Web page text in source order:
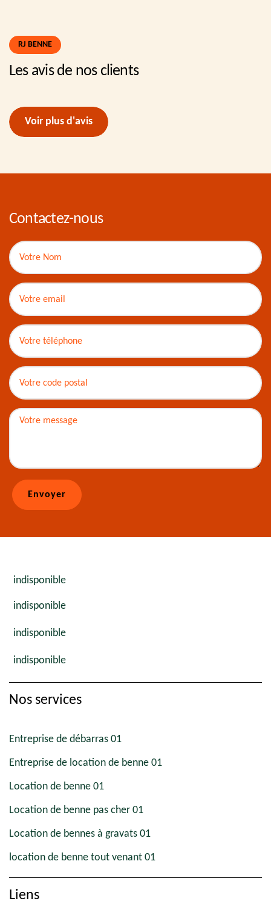
RJ BENNE
Les avis de nos clients
Voir plus d'avis
Contactez-nous
indisponible
indisponible
indisponible
indisponible
Nos services
Entreprise de débarras 01
Entreprise de location de benne 01
Location de benne 01
Location de benne pas cher 01
Location de bennes à gravats 01
location de benne tout venant 01
Liens